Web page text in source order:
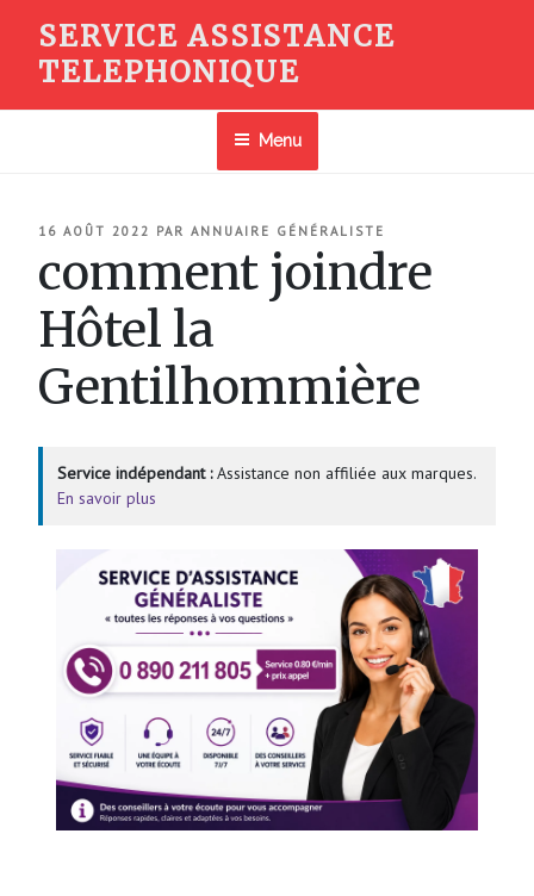
contenu
SERVICE ASSISTANCE
TELEPHONIQUE
Menu
PUBLIÉ
16 AOÛT 2022 PAR ANNUAIRE GÉNÉRALISTE
comment joindre
Hôtel la
Gentilhommière
Service indépendant :Assistance non affiliée aux marques.
En savoir plus